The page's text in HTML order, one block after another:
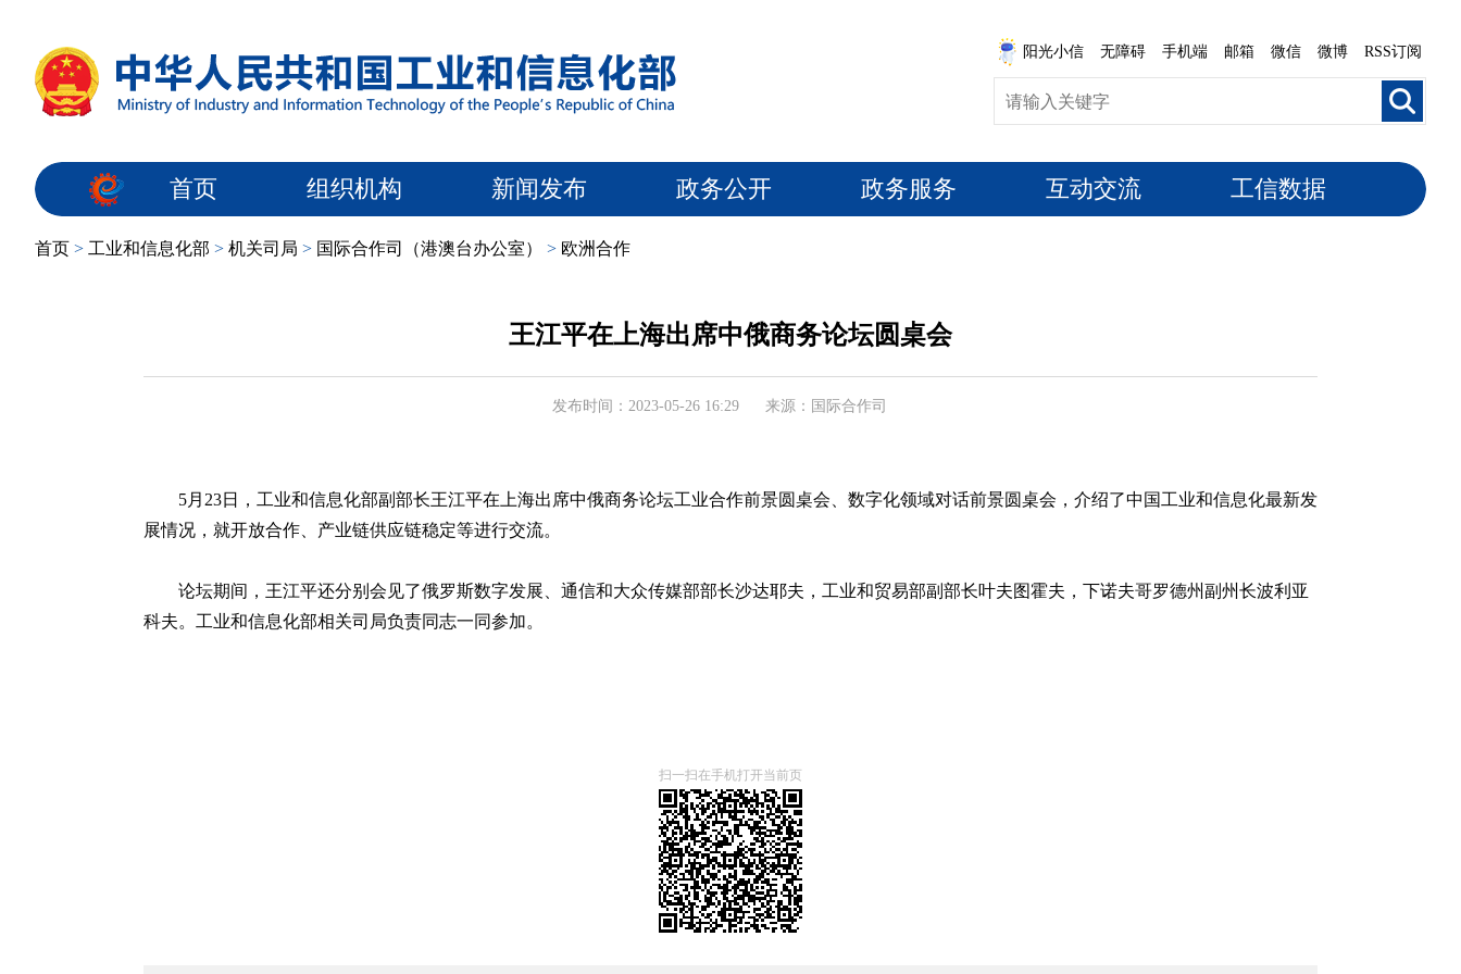
阳光小信 无障碍 手机端 邮箱 微信 微博 RSS订阅
首页 组织机构 新闻发布 政务公开 政务服务 互动交流 工信数据
首页 > 工业和信息化部 > 机关司局 > 国际合作司（港澳台办公室） > 欧洲合作
王江平在上海出席中俄商务论坛圆桌会
发布时间：2023-05-26 16:29 来源：国际合作司
5月23日，工业和信息化部副部长王江平在上海出席中俄商务论坛工业合作前景圆桌会、数字化领域对话前景圆桌会，介绍了中国工业和信息化最新发
展情况，就开放合作、产业链供应链稳定等进行交流。
论坛期间，王江平还分别会见了俄罗斯数字发展、通信和大众传媒部部长沙达耶夫，工业和贸易部副部长叶夫图霍夫，下诺夫哥罗德州副州长波利亚
科夫。工业和信息化部相关司局负责同志一同参加。
扫一扫在手机打开当前页